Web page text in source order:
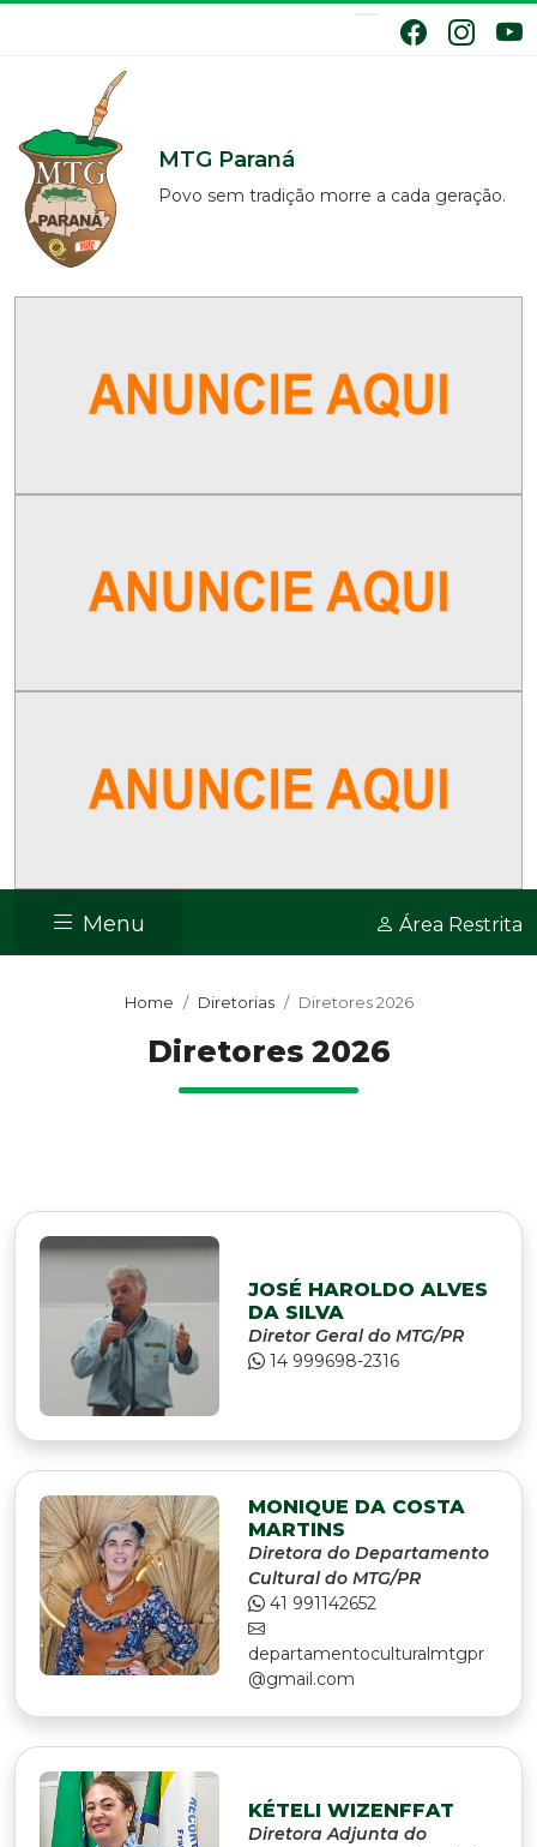
MTG Paraná
Povo sem tradição morre a cada geração.
Menu Área Restrita
Home Diretorias Diretores 2026
Diretores 2026
JOSÉ HAROLDO ALVES
DA SILVA
Diretor Geral do MTG/PR
14 999698-2316
MONIQUE DA COSTA
MARTINS
Diretora do Departamento
Cultural do MTG/PR
41 991142652
departamentoculturalmtgpr
@gmail.com
KÉTELI WIZENFFAT
Diretora Adjunta do